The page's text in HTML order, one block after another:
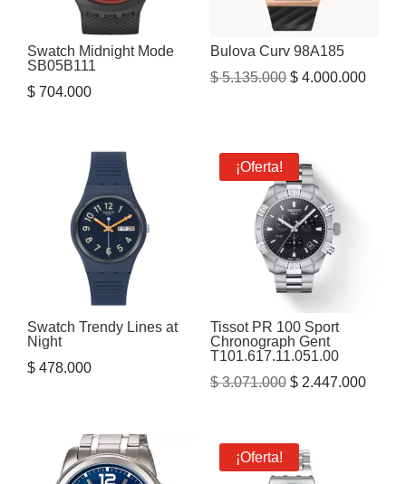
Swatch Midnight Mode
SB05B111
$ 704.000
Bulova Curv 98A185
$5.135.000 El
$ 5.135.000.
$4.000.000El
Swatch Trendy Lines at
Night
$ 478.000
¡Oferta!
Tissot PR 100 Sport
Chronograph Gent
T101.617.11.051.00
$3.071.000 El
era:
$ 3.071.000.
$2.447.000El
¡Oferta!